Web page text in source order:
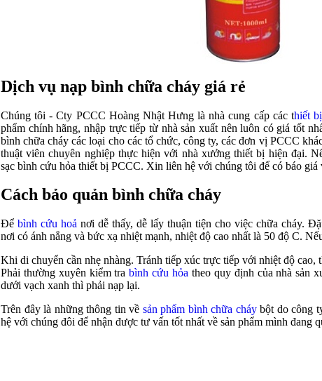
Dịch vụ nạp bình chữa cháy giá rẻ
Chúng tôi - Cty PCCC Hoàng Nhật Hưng là nhà cung cấp các thiết
phẩm chính hãng, nhập trực tiếp từ nhà sản xuất nên luôn có giá tốt
bình chữa cháy các loại cho các tổ chức, công ty, các đơn vị PCCC
thuật viên chuyên nghiệp thực hiện với nhà xưởng thiết bị hiện đại.
sạc bình cứu hỏa thiết bị PCCC. Xin liên hệ với chúng tôi để có báo giá
Cách bảo quản bình chữa cháy
Để bình cứu hoả nơi dễ thấy, dễ lấy thuận tiện cho việc chữa cháy.
nơi có ánh nắng và bức xạ nhiệt mạnh, nhiệt độ cao nhất là 50 độ C.
Khi di chuyển cần nhẹ nhàng. Tránh tiếp xúc trực tiếp với nhiệt độ cao,
Phải thường xuyên kiểm trabình cứu hỏa theo quy định của nhà sản
dưới vạch xanh thì phải nạp lại.
Trên đây là những thông tin về sản phẩm bình chữa cháybột do công
hệ với chúng đôi để nhận được tư vấn tốt nhất về sản phẩm mình đang